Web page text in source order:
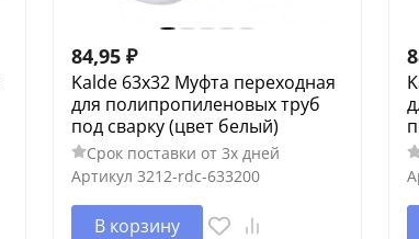
84,95 ₽
Kalde 63x32 Муфта переходная
для полипропиленовых труб
под сварку (цвет белый)
Срок поставки от 3х дней
Артикул 3212-rdc-633200
В корзину